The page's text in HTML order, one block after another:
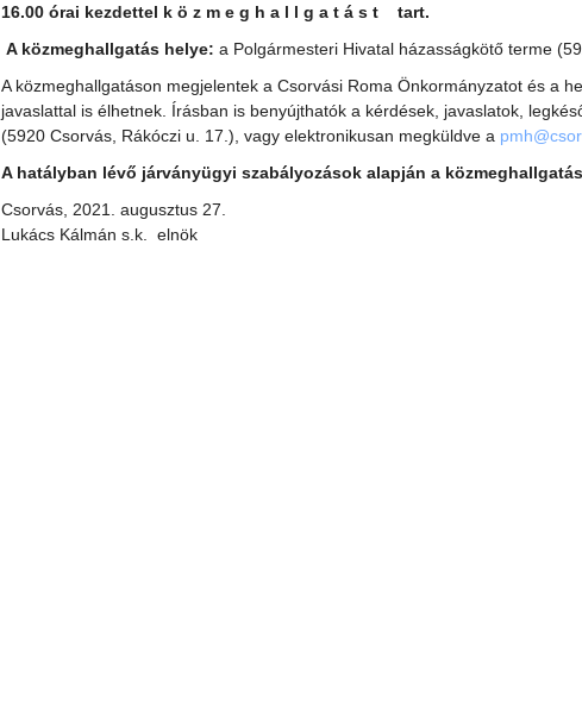
16.00 órai kezdettel k ö z m e g h a l l g a t á s t tart.
A közmeghallgatás helye: a Polgármesteri Hivatal házasságkötő terme
A közmeghallgatáson megjelentek a Csorvási Roma Önkormányzatot és a
javaslattal is élhetnek. Írásban is benyújthatók a kérdések, javaslatok,
(5920 Csorvás, Rákóczi u. 17.), vagy elektronikusan megküldve a
A hatályban lévő járványügyi szabályozások alapján a
Csorvás, 2021. augusztus 27.
Lukács Kálmán s.k. elnök